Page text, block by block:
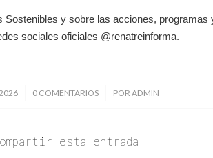
y sobre las acciones, programas
sociales oficiales @renatreinforma.
0 COMENTARIOS
/ PORADMIN
esta entrada